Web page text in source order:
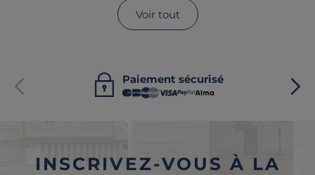
Voir tout
Paiement sécurisé
INSCRIVEZ-VOUS À LA